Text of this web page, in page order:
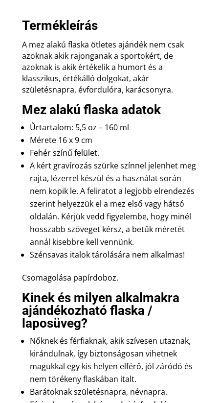
Termékleírás
A mez alakú flaska ötletes ajándék nem csak
azoknak akik rajonganak a sportokért, de
azoknak is akik értékelik a humort és a
klasszikus, értékálló dolgokat, akár
születésnapra, évfordulóra, karácsonyra.
Mez alakú flaska adatok
Űrtartalom: 5,5 oz – 160 ml
Mérete 16 x 9 cm
Fehér színű felület.
A kért gravírozás szürke színnel jelenhet meg
rajta, lézerrel készül és a használat során
nem kopik le. A feliratot a legjobb elrendezés
szerint helyezzük el a mez első vagy hátsó
oldalán. Kérjük vedd figyelembe, hogy minél
hosszabb szöveget kérsz, a betűk méretét
annál kisebbre kell vennünk.
Szénsavas italok tárolására nem alkalmas!
Csomagolása papírdoboz.
Kinek és milyen alkalmakra
ajándékozható flaska /
laposüveg?
Nőknek és férfiaknak, akik szívesen utaznak,
kirándulnak, így biztonságosan vihetnek
magukkal egy kis helyen elférő, jól záródó és
nem törékeny flaskában italt.
Barátoknak születésnapra, névnapra.